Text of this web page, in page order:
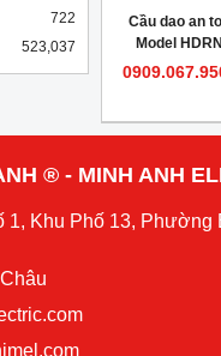
722
523,037
Cầu dao an
Model
® - MINH ANH
Khu Phố 13, Phường